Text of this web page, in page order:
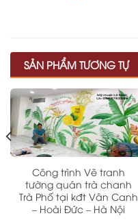
SẢN PHẨM TƯƠNG TỰ
Công trình Vẽ tranh
tường quán trà chanh
Trà Phố tại kđt Vân Canh
– Hoài Đức – Hà Nội